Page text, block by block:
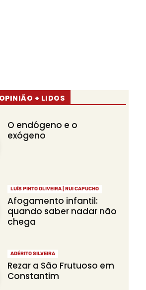
+ LIDOS
O endógeno e o
exógeno
LUÍS PINTO OLIVEIRA | RUI CAPUCHO
Afogamento infantil:
quando saber nadar não
chega
ADÉRITO SILVEIRA
Rezar a São Frutuoso em
Constantim